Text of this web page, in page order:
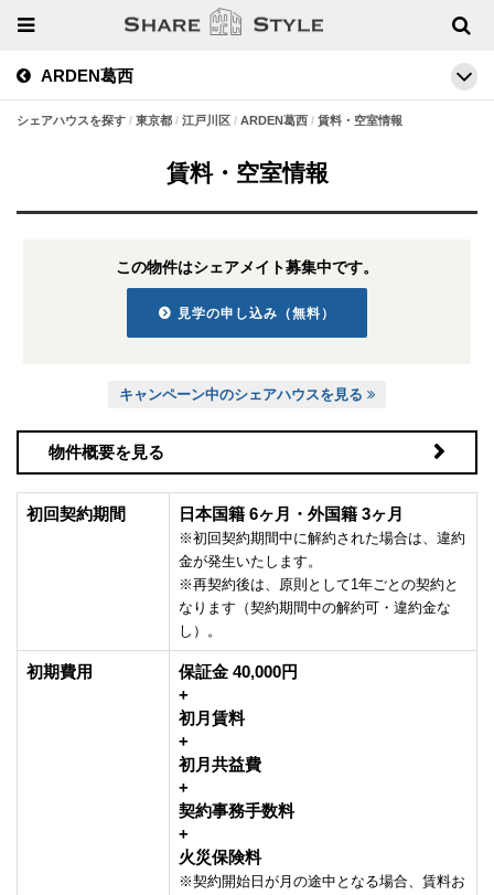
ARDEN葛西
シェアハウスを探す 東京都 江戸川区 ARDEN葛西 賃料・空室情報
賃料・空室情報
この物件はシェアメイト募集中です。
見学の申し込み（無料）
キャンペーン中のシェアハウスを見る
物件概要を見る
初回契約期間 日本国籍 6ヶ月・外国籍 3ヶ月
※初回契約期間中に解約された場合は、違約
金が発生いたします。
※再契約後は、原則として1年ごとの契約と
なります（契約期間中の解約可・違約金な
し）。
初期費用
保証金 40,000円
+
初月賃料
+
初月共益費
+
契約事務手数料
+
火災保険料
※契約開始日が月の途中となる場合、賃料お